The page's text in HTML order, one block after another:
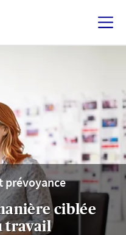
prévoyance
ciblée
travail